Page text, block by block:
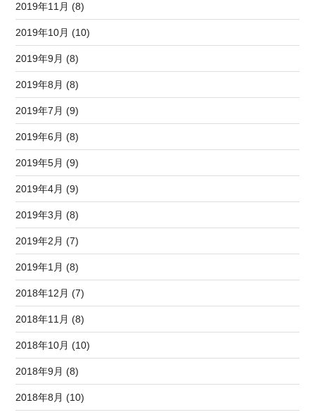
2019年11月 (8)
2019年10月 (10)
2019年9月 (8)
2019年8月 (8)
2019年7月 (9)
2019年6月 (8)
2019年5月 (9)
2019年4月 (9)
2019年3月 (8)
2019年2月 (7)
2019年1月 (8)
2018年12月 (7)
2018年11月 (8)
2018年10月 (10)
2018年9月 (8)
2018年8月 (10)